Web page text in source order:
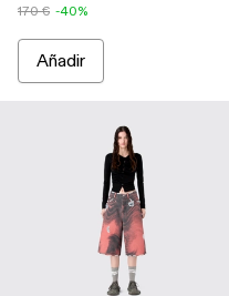
170 € -40%
Añadir